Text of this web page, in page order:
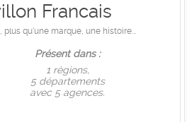
Francais
plus qu'une marque, une histoire...
Présent dans :
1 règions,
5 départements
avec 5 agences.